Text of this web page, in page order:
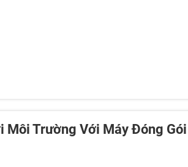
Môi Trường Với Máy Đóng